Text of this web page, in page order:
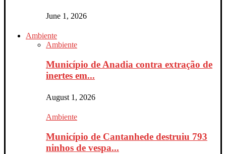
June 1, 2026
Ambiente
Ambiente
Município de Anadia contra extração de
inertes em...
August 1, 2026
Ambiente
Município de Cantanhede destruiu 793
ninhos de vespa...